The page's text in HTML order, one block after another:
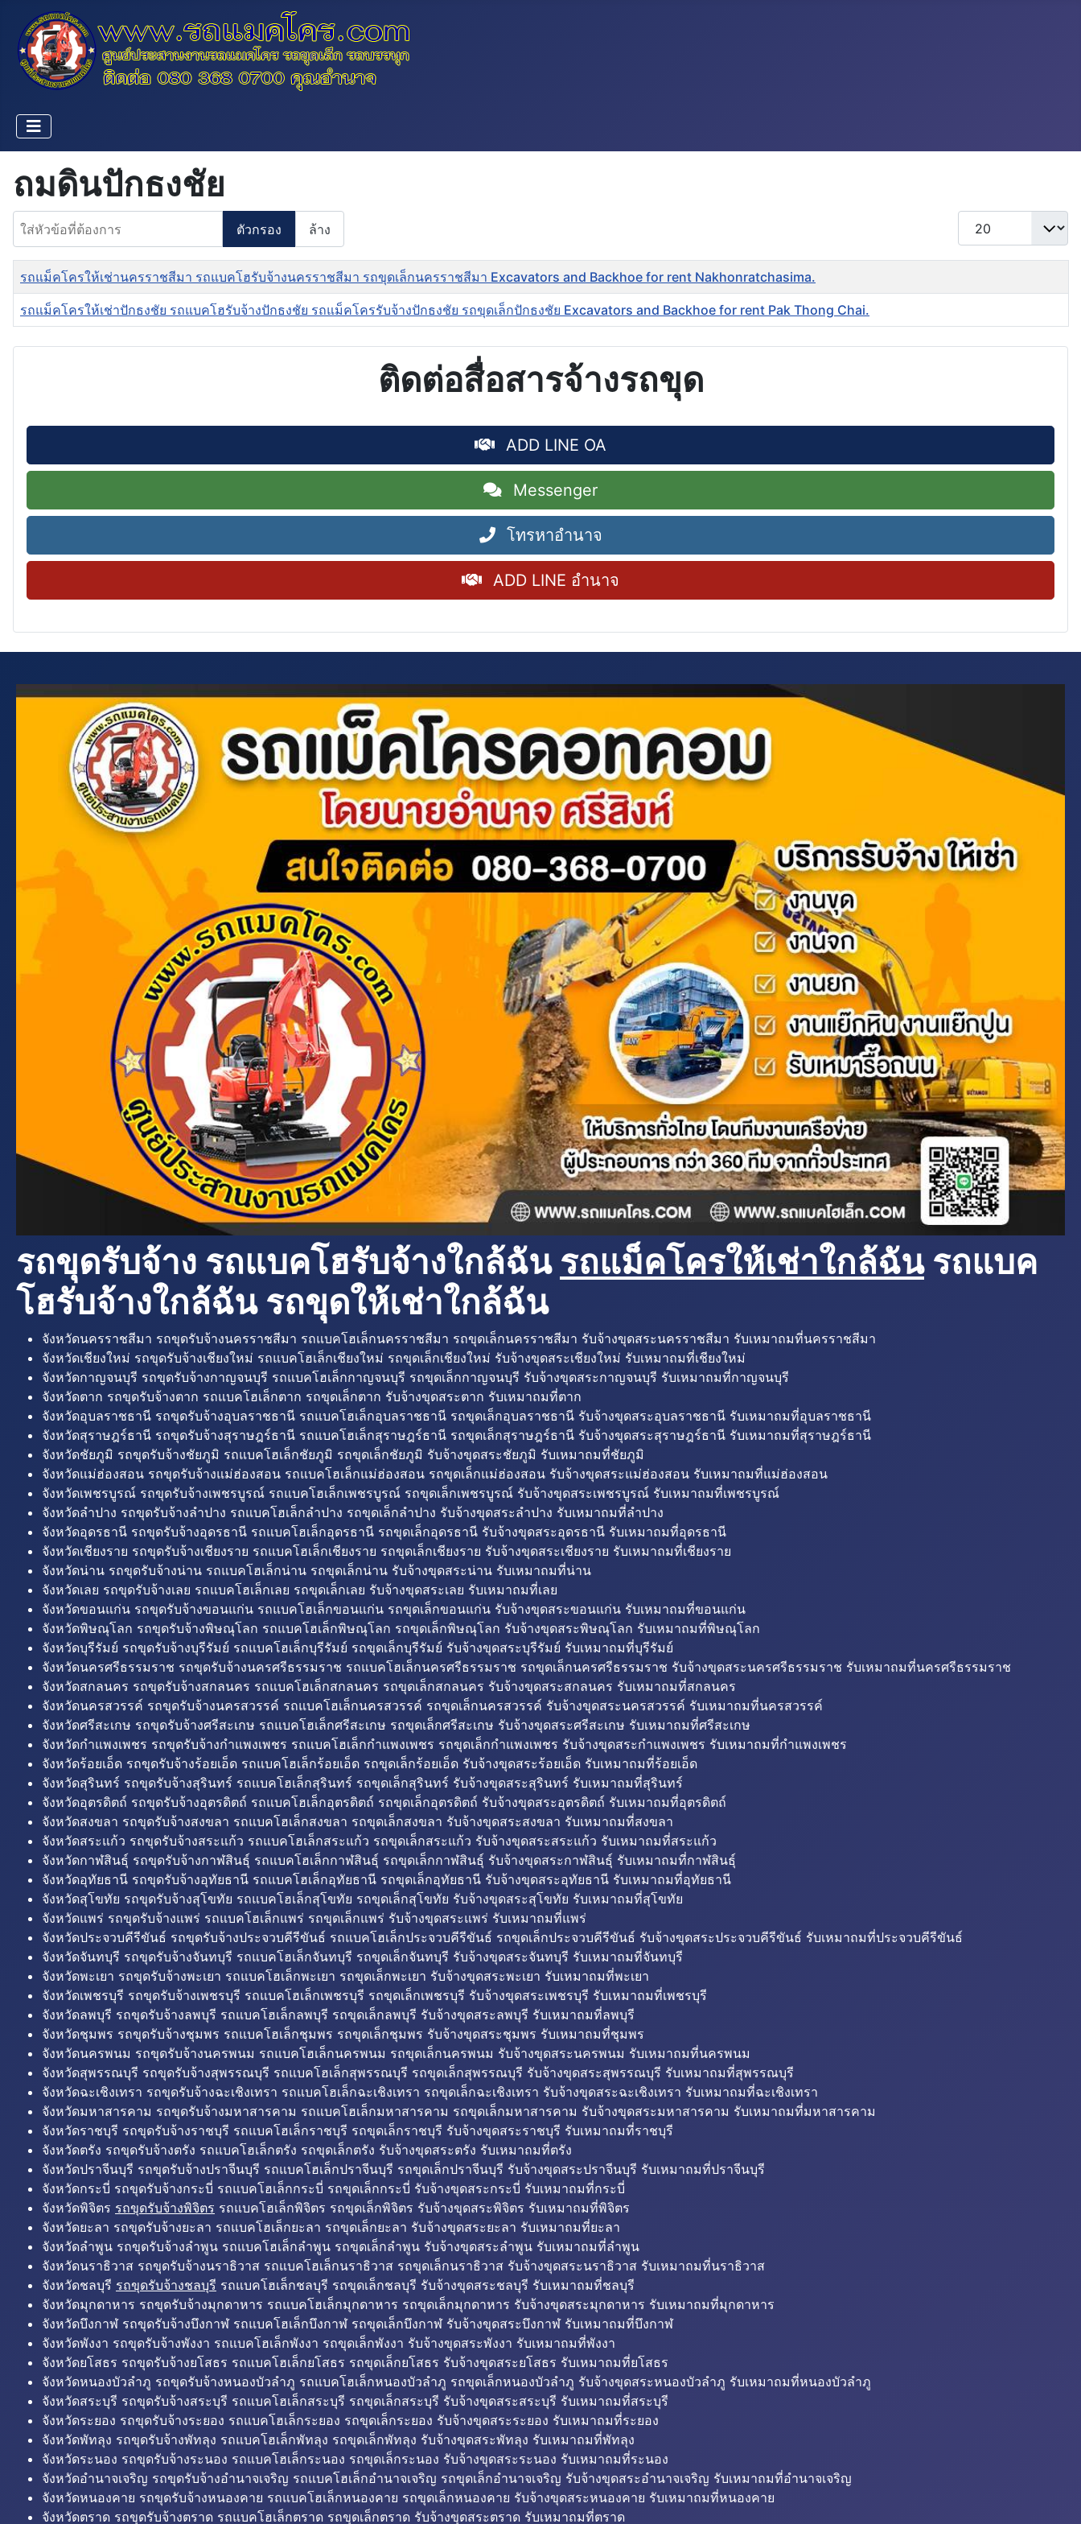
ถมดินปักธงชัย
ใส่หัวข้อที่ต้องการ
ตัวกรอง ล้าง
แสดง #
ชื่อ
รถแม็คโครให้เช่านครราชสีมา รถแบคโฮรับจ้างนครราชสีมา รถขุดเล็กนครราชสีมา Excavators and Backhoe for rent Nakhonratchasima.
รถแม็คโครให้เช่าปักธงชัย รถแบคโฮรับจ้างปักธงชัย รถแม็คโครรับจ้างปักธงชัย รถขุดเล็กปักธงชัย Excavators and Backhoe for rent Pak Thong Chai.
ติดต่อสื่อสารจ้างรถขุด
ADD LINE OA
Messenger
โทรหาอำนาจ
ADD LINE อำนาจ
รถขุดรับจ้าง รถแบคโฮรับจ้างใกล้ฉัน รถแม็คโครให้เช่าใกล้ฉันรถแบค
โฮรับจ้างใกล้ฉัน รถขุดให้เช่าใกล้ฉัน
จังหวัดนครราชสีมา รถขุดรับจ้างนครราชสีมา รถแบคโฮเล็กนครราชสีมา รถขุดเล็กนครราชสีมา รับจ้างขุดสระนครราชสีมา รับเหมาถมที่นครราชสีมา
จังหวัดเชียงใหม่ รถขุดรับจ้างเชียงใหม่ รถแบคโฮเล็กเชียงใหม่ รถขุดเล็กเชียงใหม่ รับจ้างขุดสระเชียงใหม่ รับเหมาถมที่เชียงใหม่
จังหวัดกาญจนบุรี รถขุดรับจ้างกาญจนบุรี รถแบคโฮเล็กกาญจนบุรี รถขุดเล็กกาญจนบุรี รับจ้างขุดสระกาญจนบุรี รับเหมาถมที่กาญจนบุรี
จังหวัดตาก รถขุดรับจ้างตาก รถแบคโฮเล็กตาก รถขุดเล็กตาก รับจ้างขุดสระตาก รับเหมาถมที่ตาก
จังหวัดอุบลราชธานี รถขุดรับจ้างอุบลราชธานี รถแบคโฮเล็กอุบลราชธานี รถขุดเล็กอุบลราชธานี รับจ้างขุดสระอุบลราชธานี รับเหมาถมที่อุบลราชธานี
จังหวัดสุราษฎร์ธานี รถขุดรับจ้างสุราษฎร์ธานี รถแบคโฮเล็กสุราษฎร์ธานี รถขุดเล็กสุราษฎร์ธานี รับจ้างขุดสระสุราษฎร์ธานี รับเหมาถมที่สุราษฎร์ธานี
จังหวัดชัยภูมิ รถขุดรับจ้างชัยภูมิ รถแบคโฮเล็กชัยภูมิ รถขุดเล็กชัยภูมิ รับจ้างขุดสระชัยภูมิ รับเหมาถมที่ชัยภูมิ
จังหวัดแม่ฮ่องสอน รถขุดรับจ้างแม่ฮ่องสอน รถแบคโฮเล็กแม่ฮ่องสอน รถขุดเล็กแม่ฮ่องสอน รับจ้างขุดสระแม่ฮ่องสอน รับเหมาถมที่แม่ฮ่องสอน
จังหวัดเพชรบูรณ์ รถขุดรับจ้างเพชรบูรณ์ รถแบคโฮเล็กเพชรบูรณ์ รถขุดเล็กเพชรบูรณ์ รับจ้างขุดสระเพชรบูรณ์ รับเหมาถมที่เพชรบูรณ์
จังหวัดลำปาง รถขุดรับจ้างลำปาง รถแบคโฮเล็กลำปาง รถขุดเล็กลำปาง รับจ้างขุดสระลำปาง รับเหมาถมที่ลำปาง
จังหวัดอุดรธานี รถขุดรับจ้างอุดรธานี รถแบคโฮเล็กอุดรธานี รถขุดเล็กอุดรธานี รับจ้างขุดสระอุดรธานี รับเหมาถมที่อุดรธานี
จังหวัดเชียงราย รถขุดรับจ้างเชียงราย รถแบคโฮเล็กเชียงราย รถขุดเล็กเชียงราย รับจ้างขุดสระเชียงราย รับเหมาถมที่เชียงราย
จังหวัดน่าน รถขุดรับจ้างน่าน รถแบคโฮเล็กน่าน รถขุดเล็กน่าน รับจ้างขุดสระน่าน รับเหมาถมที่น่าน
จังหวัดเลย รถขุดรับจ้างเลย รถแบคโฮเล็กเลย รถขุดเล็กเลย รับจ้างขุดสระเลย รับเหมาถมที่เลย
จังหวัดขอนแก่น รถขุดรับจ้างขอนแก่น รถแบคโฮเล็กขอนแก่น รถขุดเล็กขอนแก่น รับจ้างขุดสระขอนแก่น รับเหมาถมที่ขอนแก่น
จังหวัดพิษณุโลก รถขุดรับจ้างพิษณุโลก รถแบคโฮเล็กพิษณุโลก รถขุดเล็กพิษณุโลก รับจ้างขุดสระพิษณุโลก รับเหมาถมที่พิษณุโลก
จังหวัดบุรีรัมย์ รถขุดรับจ้างบุรีรัมย์ รถแบคโฮเล็กบุรีรัมย์ รถขุดเล็กบุรีรัมย์ รับจ้างขุดสระบุรีรัมย์ รับเหมาถมที่บุรีรัมย์
จังหวัดนครศรีธรรมราช รถขุดรับจ้างนครศรีธรรมราช รถแบคโฮเล็กนครศรีธรรมราช รถขุดเล็กนครศรีธรรมราช รับจ้างขุดสระนครศรีธรรมราช รับเหมาถมที่นครศรีธรรมราช
จังหวัดสกลนคร รถขุดรับจ้างสกลนคร รถแบคโฮเล็กสกลนคร รถขุดเล็กสกลนคร รับจ้างขุดสระสกลนคร รับเหมาถมที่สกลนคร
จังหวัดนครสวรรค์ รถขุดรับจ้างนครสวรรค์ รถแบคโฮเล็กนครสวรรค์ รถขุดเล็กนครสวรรค์ รับจ้างขุดสระนครสวรรค์ รับเหมาถมที่นครสวรรค์
จังหวัดศรีสะเกษ รถขุดรับจ้างศรีสะเกษ รถแบคโฮเล็กศรีสะเกษ รถขุดเล็กศรีสะเกษ รับจ้างขุดสระศรีสะเกษ รับเหมาถมที่ศรีสะเกษ
จังหวัดกำแพงเพชร รถขุดรับจ้างกำแพงเพชร รถแบคโฮเล็กกำแพงเพชร รถขุดเล็กกำแพงเพชร รับจ้างขุดสระกำแพงเพชร รับเหมาถมที่กำแพงเพชร
จังหวัดร้อยเอ็ด รถขุดรับจ้างร้อยเอ็ด รถแบคโฮเล็กร้อยเอ็ด รถขุดเล็กร้อยเอ็ด รับจ้างขุดสระร้อยเอ็ด รับเหมาถมที่ร้อยเอ็ด
จังหวัดสุรินทร์ รถขุดรับจ้างสุรินทร์ รถแบคโฮเล็กสุรินทร์ รถขุดเล็กสุรินทร์ รับจ้างขุดสระสุรินทร์ รับเหมาถมที่สุรินทร์
จังหวัดอุตรดิตถ์ รถขุดรับจ้างอุตรดิตถ์ รถแบคโฮเล็กอุตรดิตถ์ รถขุดเล็กอุตรดิตถ์ รับจ้างขุดสระอุตรดิตถ์ รับเหมาถมที่อุตรดิตถ์
จังหวัดสงขลา รถขุดรับจ้างสงขลา รถแบคโฮเล็กสงขลา รถขุดเล็กสงขลา รับจ้างขุดสระสงขลา รับเหมาถมที่สงขลา
จังหวัดสระแก้ว รถขุดรับจ้างสระแก้ว รถแบคโฮเล็กสระแก้ว รถขุดเล็กสระแก้ว รับจ้างขุดสระสระแก้ว รับเหมาถมที่สระแก้ว
จังหวัดกาฬสินธุ์ รถขุดรับจ้างกาฬสินธุ์ รถแบคโฮเล็กกาฬสินธุ์ รถขุดเล็กกาฬสินธุ์ รับจ้างขุดสระกาฬสินธุ์ รับเหมาถมที่กาฬสินธุ์
จังหวัดอุทัยธานี รถขุดรับจ้างอุทัยธานี รถแบคโฮเล็กอุทัยธานี รถขุดเล็กอุทัยธานี รับจ้างขุดสระอุทัยธานี รับเหมาถมที่อุทัยธานี
จังหวัดสุโขทัย รถขุดรับจ้างสุโขทัย รถแบคโฮเล็กสุโขทัย รถขุดเล็กสุโขทัย รับจ้างขุดสระสุโขทัย รับเหมาถมที่สุโขทัย
จังหวัดแพร่ รถขุดรับจ้างแพร่ รถแบคโฮเล็กแพร่ รถขุดเล็กแพร่ รับจ้างขุดสระแพร่ รับเหมาถมที่แพร่
จังหวัดประจวบคีรีขันธ์ รถขุดรับจ้างประจวบคีรีขันธ์ รถแบคโฮเล็กประจวบคีรีขันธ์ รถขุดเล็กประจวบคีรีขันธ์ รับจ้างขุดสระประจวบคีรีขันธ์ รับเหมาถมที่ประจวบคีรีขันธ์
จังหวัดจันทบุรี รถขุดรับจ้างจันทบุรี รถแบคโฮเล็กจันทบุรี รถขุดเล็กจันทบุรี รับจ้างขุดสระจันทบุรี รับเหมาถมที่จันทบุรี
จังหวัดพะเยา รถขุดรับจ้างพะเยา รถแบคโฮเล็กพะเยา รถขุดเล็กพะเยา รับจ้างขุดสระพะเยา รับเหมาถมที่พะเยา
จังหวัดเพชรบุรี รถขุดรับจ้างเพชรบุรี รถแบคโฮเล็กเพชรบุรี รถขุดเล็กเพชรบุรี รับจ้างขุดสระเพชรบุรี รับเหมาถมที่เพชรบุรี
จังหวัดลพบุรี รถขุดรับจ้างลพบุรี รถแบคโฮเล็กลพบุรี รถขุดเล็กลพบุรี รับจ้างขุดสระลพบุรี รับเหมาถมที่ลพบุรี
จังหวัดชุมพร รถขุดรับจ้างชุมพร รถแบคโฮเล็กชุมพร รถขุดเล็กชุมพร รับจ้างขุดสระชุมพร รับเหมาถมที่ชุมพร
จังหวัดนครพนม รถขุดรับจ้างนครพนม รถแบคโฮเล็กนครพนม รถขุดเล็กนครพนม รับจ้างขุดสระนครพนม รับเหมาถมที่นครพนม
จังหวัดสุพรรณบุรี รถขุดรับจ้างสุพรรณบุรี รถแบคโฮเล็กสุพรรณบุรี รถขุดเล็กสุพรรณบุรี รับจ้างขุดสระสุพรรณบุรี รับเหมาถมที่สุพรรณบุรี
จังหวัดฉะเชิงเทรา รถขุดรับจ้างฉะเชิงเทรา รถแบคโฮเล็กฉะเชิงเทรา รถขุดเล็กฉะเชิงเทรา รับจ้างขุดสระฉะเชิงเทรา รับเหมาถมที่ฉะเชิงเทรา
จังหวัดมหาสารคาม รถขุดรับจ้างมหาสารคาม รถแบคโฮเล็กมหาสารคาม รถขุดเล็กมหาสารคาม รับจ้างขุดสระมหาสารคาม รับเหมาถมที่มหาสารคาม
จังหวัดราชบุรี รถขุดรับจ้างราชบุรี รถแบคโฮเล็กราชบุรี รถขุดเล็กราชบุรี รับจ้างขุดสระราชบุรี รับเหมาถมที่ราชบุรี
จังหวัดตรัง รถขุดรับจ้างตรัง รถแบคโฮเล็กตรัง รถขุดเล็กตรัง รับจ้างขุดสระตรัง รับเหมาถมที่ตรัง
จังหวัดปราจีนบุรี รถขุดรับจ้างปราจีนบุรี รถแบคโฮเล็กปราจีนบุรี รถขุดเล็กปราจีนบุรี รับจ้างขุดสระปราจีนบุรี รับเหมาถมที่ปราจีนบุรี
จังหวัดกระบี่ รถขุดรับจ้างกระบี่ รถแบคโฮเล็กกระบี่ รถขุดเล็กกระบี่ รับจ้างขุดสระกระบี่ รับเหมาถมที่กระบี่
จังหวัดพิจิตร รถขุดรับจ้างพิจิตร รถแบคโฮเล็กพิจิตร รถขุดเล็กพิจิตร รับจ้างขุดสระพิจิตร รับเหมาถมที่พิจิตร
จังหวัดยะลา รถขุดรับจ้างยะลา รถแบคโฮเล็กยะลา รถขุดเล็กยะลา รับจ้างขุดสระยะลา รับเหมาถมที่ยะลา
จังหวัดลำพูน รถขุดรับจ้างลำพูน รถแบคโฮเล็กลำพูน รถขุดเล็กลำพูน รับจ้างขุดสระลำพูน รับเหมาถมที่ลำพูน
จังหวัดนราธิวาส รถขุดรับจ้างนราธิวาส รถแบคโฮเล็กนราธิวาส รถขุดเล็กนราธิวาส รับจ้างขุดสระนราธิวาส รับเหมาถมที่นราธิวาส
จังหวัดชลบุรี รถขุดรับจ้างชลบุรี รถแบคโฮเล็กชลบุรี รถขุดเล็กชลบุรี รับจ้างขุดสระชลบุรี รับเหมาถมที่ชลบุรี
จังหวัดมุกดาหาร รถขุดรับจ้างมุกดาหาร รถแบคโฮเล็กมุกดาหาร รถขุดเล็กมุกดาหาร รับจ้างขุดสระมุกดาหาร รับเหมาถมที่มุกดาหาร
จังหวัดบึงกาฬ รถขุดรับจ้างบึงกาฬ รถแบคโฮเล็กบึงกาฬ รถขุดเล็กบึงกาฬ รับจ้างขุดสระบึงกาฬ รับเหมาถมที่บึงกาฬ
จังหวัดพังงา รถขุดรับจ้างพังงา รถแบคโฮเล็กพังงา รถขุดเล็กพังงา รับจ้างขุดสระพังงา รับเหมาถมที่พังงา
จังหวัดยโสธร รถขุดรับจ้างยโสธร รถแบคโฮเล็กยโสธร รถขุดเล็กยโสธร รับจ้างขุดสระยโสธร รับเหมาถมที่ยโสธร
จังหวัดหนองบัวลำภู รถขุดรับจ้างหนองบัวลำภู รถแบคโฮเล็กหนองบัวลำภู รถขุดเล็กหนองบัวลำภู รับจ้างขุดสระหนองบัวลำภู รับเหมาถมที่หนองบัวลำภู
จังหวัดสระบุรี รถขุดรับจ้างสระบุรี รถแบคโฮเล็กสระบุรี รถขุดเล็กสระบุรี รับจ้างขุดสระสระบุรี รับเหมาถมที่สระบุรี
จังหวัดระยอง รถขุดรับจ้างระยอง รถแบคโฮเล็กระยอง รถขุดเล็กระยอง รับจ้างขุดสระระยอง รับเหมาถมที่ระยอง
จังหวัดพัทลุง รถขุดรับจ้างพัทลุง รถแบคโฮเล็กพัทลุง รถขุดเล็กพัทลุง รับจ้างขุดสระพัทลุง รับเหมาถมที่พัทลุง
จังหวัดระนอง รถขุดรับจ้างระนอง รถแบคโฮเล็กระนอง รถขุดเล็กระนอง รับจ้างขุดสระระนอง รับเหมาถมที่ระนอง
จังหวัดอำนาจเจริญ รถขุดรับจ้างอำนาจเจริญ รถแบคโฮเล็กอำนาจเจริญ รถขุดเล็กอำนาจเจริญ รับจ้างขุดสระอำนาจเจริญ รับเหมาถมที่อำนาจเจริญ
จังหวัดหนองคาย รถขุดรับจ้างหนองคาย รถแบคโฮเล็กหนองคาย รถขุดเล็กหนองคาย รับจ้างขุดสระหนองคาย รับเหมาถมที่หนองคาย
จังหวัดตราด รถขุดรับจ้างตราด รถแบคโฮเล็กตราด รถขุดเล็กตราด รับจ้างขุดสระตราด รับเหมาถมที่ตราด